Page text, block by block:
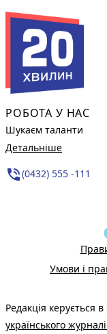
РОБОТА У НАС
Шукаєм таланти
Детальніше
phone_in_talk(0432) 555 -111
Умови і
Редакція керується в
українського